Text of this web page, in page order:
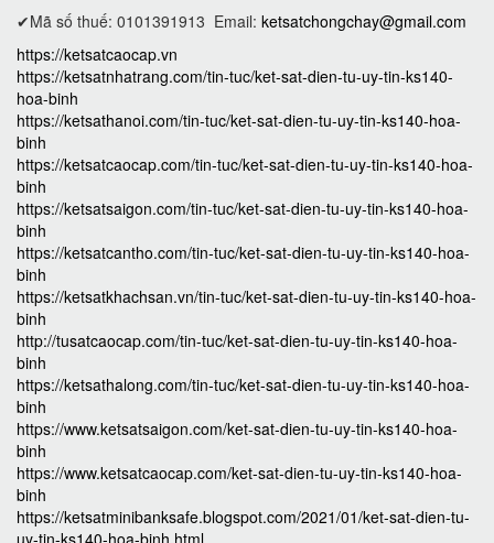
✔Mã số thuế: 0101391913 Email: ketsatchongchay@gmail.com
https://ketsatcaocap.vn
https://ketsatnhatrang.com/tin-tuc/ket-sat-dien-tu-uy-tin-ks140-
hoa-binh
https://ketsathanoi.com/tin-tuc/ket-sat-dien-tu-uy-tin-ks140-hoa-
binh
https://ketsatcaocap.com/tin-tuc/ket-sat-dien-tu-uy-tin-ks140-hoa-
binh
https://ketsatsaigon.com/tin-tuc/ket-sat-dien-tu-uy-tin-ks140-hoa-
binh
https://ketsatcantho.com/tin-tuc/ket-sat-dien-tu-uy-tin-ks140-hoa-
binh
https://ketsatkhachsan.vn/tin-tuc/ket-sat-dien-tu-uy-tin-ks140-hoa-
binh
http://tusatcaocap.com/tin-tuc/ket-sat-dien-tu-uy-tin-ks140-hoa-
binh
https://ketsathalong.com/tin-tuc/ket-sat-dien-tu-uy-tin-ks140-hoa-
binh
https://www.ketsatsaigon.com/ket-sat-dien-tu-uy-tin-ks140-hoa-
binh
https://www.ketsatcaocap.com/ket-sat-dien-tu-uy-tin-ks140-hoa-
binh
https://ketsatminibanksafe.blogspot.com/2021/01/ket-sat-dien-tu-
uy-tin-ks140-hoa-binh.html